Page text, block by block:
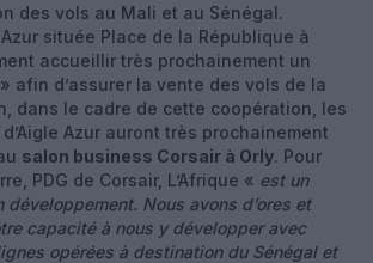
des vols au Mali et au Sénégal.
Azur située Place de la République à
accueillir très prochainement un
afin d’assurer la vente des vols de la
dans le cadre de cette coopération, les
Azur auront très prochainement
salon business Corsair à Orly. Pour
PDG de Corsair, L’Afrique « est un
développement. Nous avons d’ores et
capacité à nous y développer avec
opérées à destination du Sénégal et